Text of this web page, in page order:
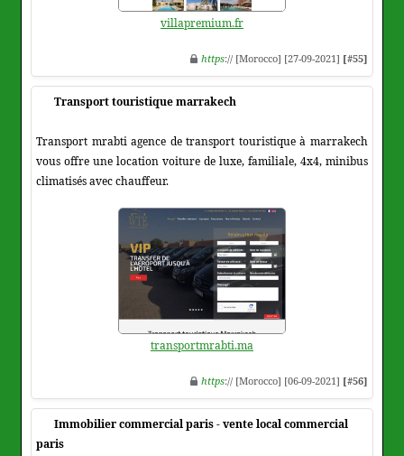
villapremium.fr
https:// [Morocco] [27-09-2021] [#55]
Transport touristique marrakech
Transport mrabti agence de transport touristique à marrakech
vous offre une location voiture de luxe, familiale, 4x4, minibus
climatisés avec chauffeur.
transportmrabti.ma
https:// [Morocco] [06-09-2021] [#56]
Immobilier commercial paris - vente local commercial
paris